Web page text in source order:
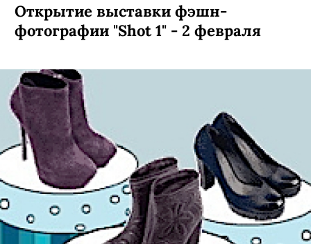
Открытие выставки фэшн-
фотографии "Shot 1" - 2 февраля